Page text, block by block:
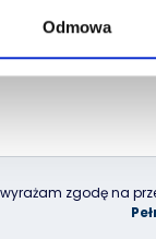
Odmowa
zgodę na
mnie danych